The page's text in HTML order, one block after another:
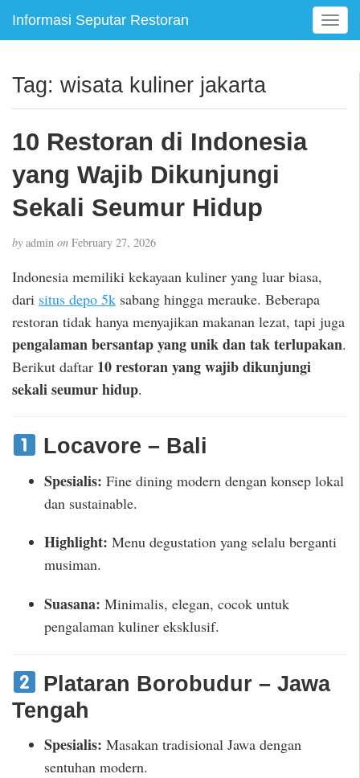
Informasi Seputar Restoran
T
o
e
Tag: wisata kuliner jakarta
10 Restoran di Indonesia
yang Wajib Dikunjungi
Sekali Seumur Hidup
by admin on February 27, 2026
Indonesia memiliki kekayaan kuliner yang luar biasa,
dari situs depo 5k sabang hingga merauke. Beberapa
restoran tidak hanya menyajikan makanan lezat, tapi juga
pengalaman bersantap yang unik dan tak terlupakan.
Berikut daftar 10 restoran yang wajib dikunjungi
sekali seumur hidup.
Locavore – Bali
Spesialis: Fine dining modern dengan konsep lokal
dan sustainable.
Highlight: Menu degustation yang selalu berganti
musiman.
Suasana: Minimalis, elegan, cocok untuk
pengalaman kuliner eksklusif.
Plataran Borobudur – Jawa
Tengah
Spesialis: Masakan tradisional Jawa dengan
sentuhan modern.